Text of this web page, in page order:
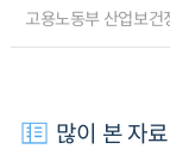
고용노동부 산업보건
많이 본 자료